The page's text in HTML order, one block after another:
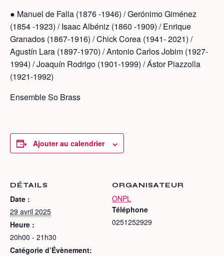
● Manuel de Falla (1876 -1946) / Gerónimo Giménez
(1854 -1923) / Isaac Albéniz (1860 -1909) / Enrique
Granados (1867-1916) / Chick Corea (1941- 2021) /
Agustín Lara (1897-1970) / Antonio Carlos Jobim (1927-
1994) / Joaquín Rodrigo (1901-1999) / Ástor Piazzolla
(1921-1992)
Ensemble So Brass
Ajouter au calendrier
DÉTAILS
Date :
29 avril 2025
Heure :
20h00 - 21h30
Catégorie d’Évènement:
ORGANISATEUR
ONPL
Téléphone
0251252929